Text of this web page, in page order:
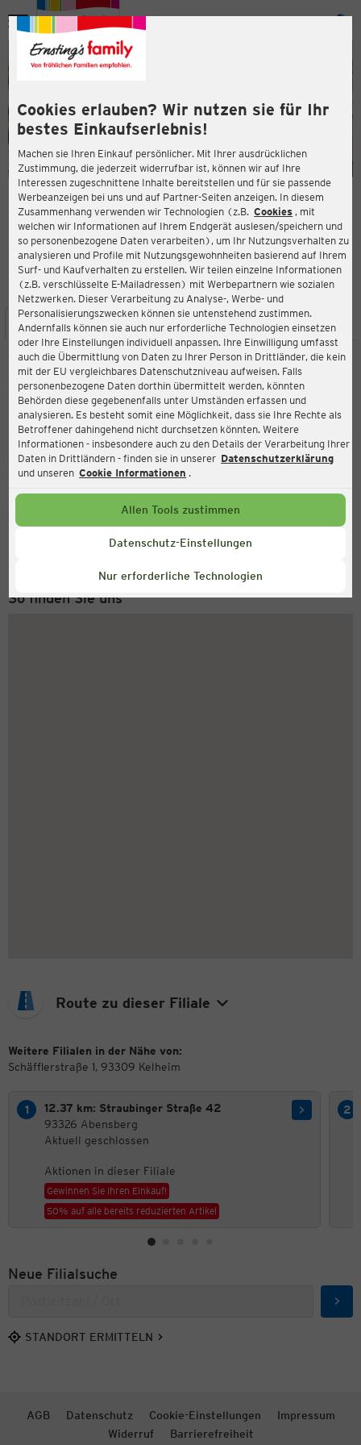
Cookies erlauben? Wir nutzen sie für Ihr
bestes Einkaufserlebnis!
Machen sie Ihren Einkauf persönlicher. Mit Ihrer ausdrücklichen
Zustimmung, die jederzeit widerrufbar ist, können wir auf Ihre
Interessen zugeschnittene Inhalte bereitstellen und für sie passende
Werbeanzeigen bei uns und auf Partner-Seiten anzeigen. In diesem
Zusammenhang verwenden wir Technologien (z.B. Cookies , mit
welchen wir Informationen auf Ihrem Endgerät auslesen/speichern und
so personenbezogene Daten verarbeiten), um Ihr Nutzungsverhalten zu
analysieren und Profile mit Nutzungsgewohnheiten basierend auf Ihrem
Surf- und Kaufverhalten zu erstellen. Wir teilen einzelne Informationen
(z.B. verschlüsselte E-Mailadressen) mit Werbepartnern wie sozialen
Netzwerken. Dieser Verarbeitung zu Analyse-, Werbe- und
Personalisierungszwecken können sie untenstehend zustimmen.
Andernfalls können sie auch nur erforderliche Technologien einsetzen
oder Ihre Einstellungen individuell anpassen. Ihre Einwilligung umfasst
auch die Übermittlung von Daten zu Ihrer Person in Drittländer, die kein
mit der EU vergleichbares Datenschutzniveau aufweisen. Falls
personenbezogene Daten dorthin übermittelt werden, könnten
Behörden diese gegebenenfalls unter Umständen erfassen und
analysieren. Es besteht somit eine Möglichkeit, dass sie Ihre Rechte als
Betroffener dahingehend nicht durchsetzen könnten. Weitere
Informationen - insbesondere auch zu den Details der Verarbeitung Ihrer
Daten in Drittländern - finden sie in unserer Datenschutzerklärung
und unseren Cookie Informationen .
Allen Tools zustimmen
Datenschutz-Einstellungen
Nur erforderliche Technologien
Menü
ERNSTING'S FAMILY FILIALE
Schäfflerstraße 1
93309 Kelheim
4,0
Bewertung:
STANDORT SERVICES SORTIMENT AKTIONEN
Ernsting's family
Schäfflerstraße 1, 93309 Kelheim
Aktuell:
Geschlossen
Service Hotline
+49 (0) 2546 / 98 999 98
So finden Sie uns
Route zu dieser Filiale
Weitere Filialen in der Nähe von:
Schäfflerstraße 1, 93309 Kelheim
12.37 km: Straubinger Straße 42
93326 Abensberg
Aktuell geschlossen
Aktionen in dieser Filiale
Gewinnen Sie Ihren Einkauf!
50% auf alle bereits reduzierten Artikel
Neue Filialsuche
STANDORT ERMITTELN
AGB Datenschutz Cookie-Einstellungen
Impressum
Widerruf
Barrierefreiheit